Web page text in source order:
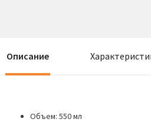
Описание
Объем: 550 мл